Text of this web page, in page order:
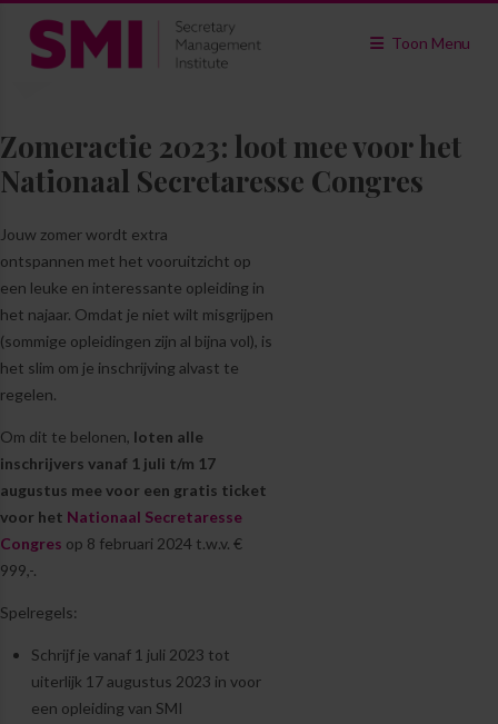
Toon Menu
Zomeractie 2023: loot mee voor het
Nationaal Secretaresse Congres
Jouw zomer wordt extra
ontspannen met het vooruitzicht op
een leuke en interessante opleiding in
het najaar. Omdat je niet wilt misgrijpen
(sommige opleidingen zijn al bijna vol), is
het slim om je inschrijving alvast te
regelen.
Om dit te belonen, loten alle
inschrijvers vanaf 1 juli t/m 17
augustus mee voor een gratis ticket
voor het Nationaal Secretaresse
Congres op 8 februari 2024 t.w.v. €
999,-.
Spelregels:
Schrijf je vanaf 1 juli 2023 tot
uiterlijk 17 augustus 2023 in voor
een opleiding van SMI